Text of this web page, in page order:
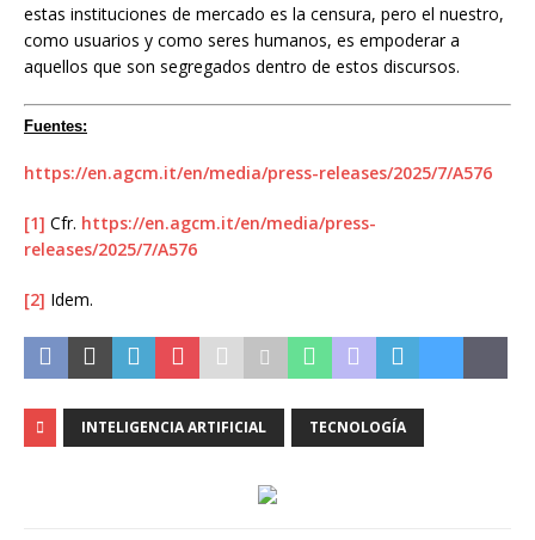
estas instituciones de mercado es la censura, pero el nuestro,
como usuarios y como seres humanos, es empoderar a
aquellos que son segregados dentro de estos discursos.
Fuentes:
https://en.agcm.it/en/media/press-releases/2025/7/A576
[1] Cfr. https://en.agcm.it/en/media/press-
releases/2025/7/A576
[2] Idem.
INTELIGENCIA ARTIFICIAL TECNOLOGÍA